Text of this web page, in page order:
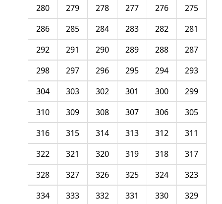
275
276
277
278
279
280
281
282
283
284
285
286
287
288
289
290
291
292
293
294
295
296
297
298
299
300
301
302
303
304
305
306
307
308
309
310
311
312
313
314
315
316
317
318
319
320
321
322
323
324
325
326
327
328
329
330
331
332
333
334